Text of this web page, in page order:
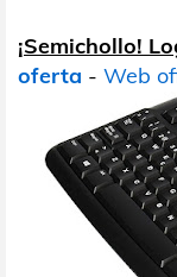
¡Semichollo!
oferta - Web